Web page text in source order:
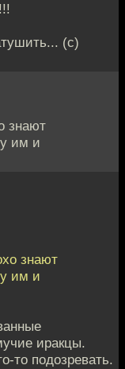
(с)
знают
им и
знают
им и
иракцы.
то подозревать.